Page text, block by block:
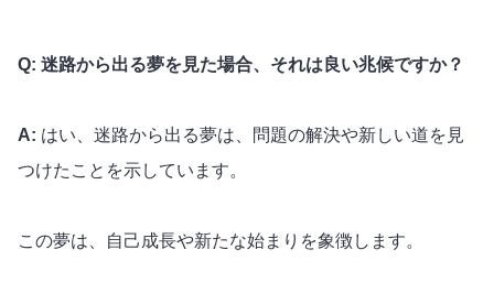
Q: 迷路から出る夢を見た場合、それは良い兆候ですか？
A: はい、迷路から出る夢は、問題の解決や新しい道を見
つけたことを示しています。
この夢は、自己成長や新たな始まりを象徴します。